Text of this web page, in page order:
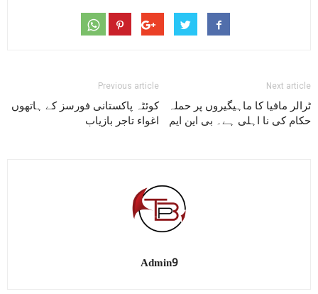
Previous article
کوئٹہ پاکستانی فورسز کے ہاتھوں
اغواء تاجر بازیاب
Next article
ٹرالر مافیا کا ماہیگیروں پر حملہ
حکام کی نا اہلی ہے۔ بی این ایم
Admin9